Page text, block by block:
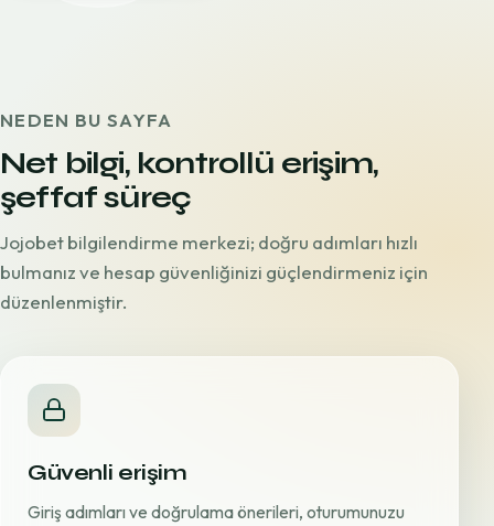
NEDEN BU SAYFA
Net bilgi, kontrollü erişim,
şeffaf süreç
Jojobet bilgilendirme merkezi; doğru adımları hızlı
bulmanız ve hesap güvenliğinizi güçlendirmeniz için
düzenlenmiştir.
Güvenli erişim
Giriş adımları ve doğrulama önerileri, oturumunuzu